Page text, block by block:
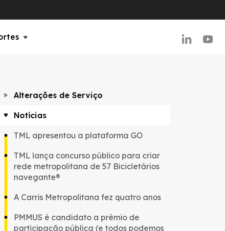
Alterações de Serviço
Notícias
TML apresentou a plataforma GO
TML lança concurso público para criar
rede metropolitana de 57 Bicicletários
navegante®
A Carris Metropolitana fez quatro anos
PMMUS é candidato a prémio de
participação pública (e todos podemos